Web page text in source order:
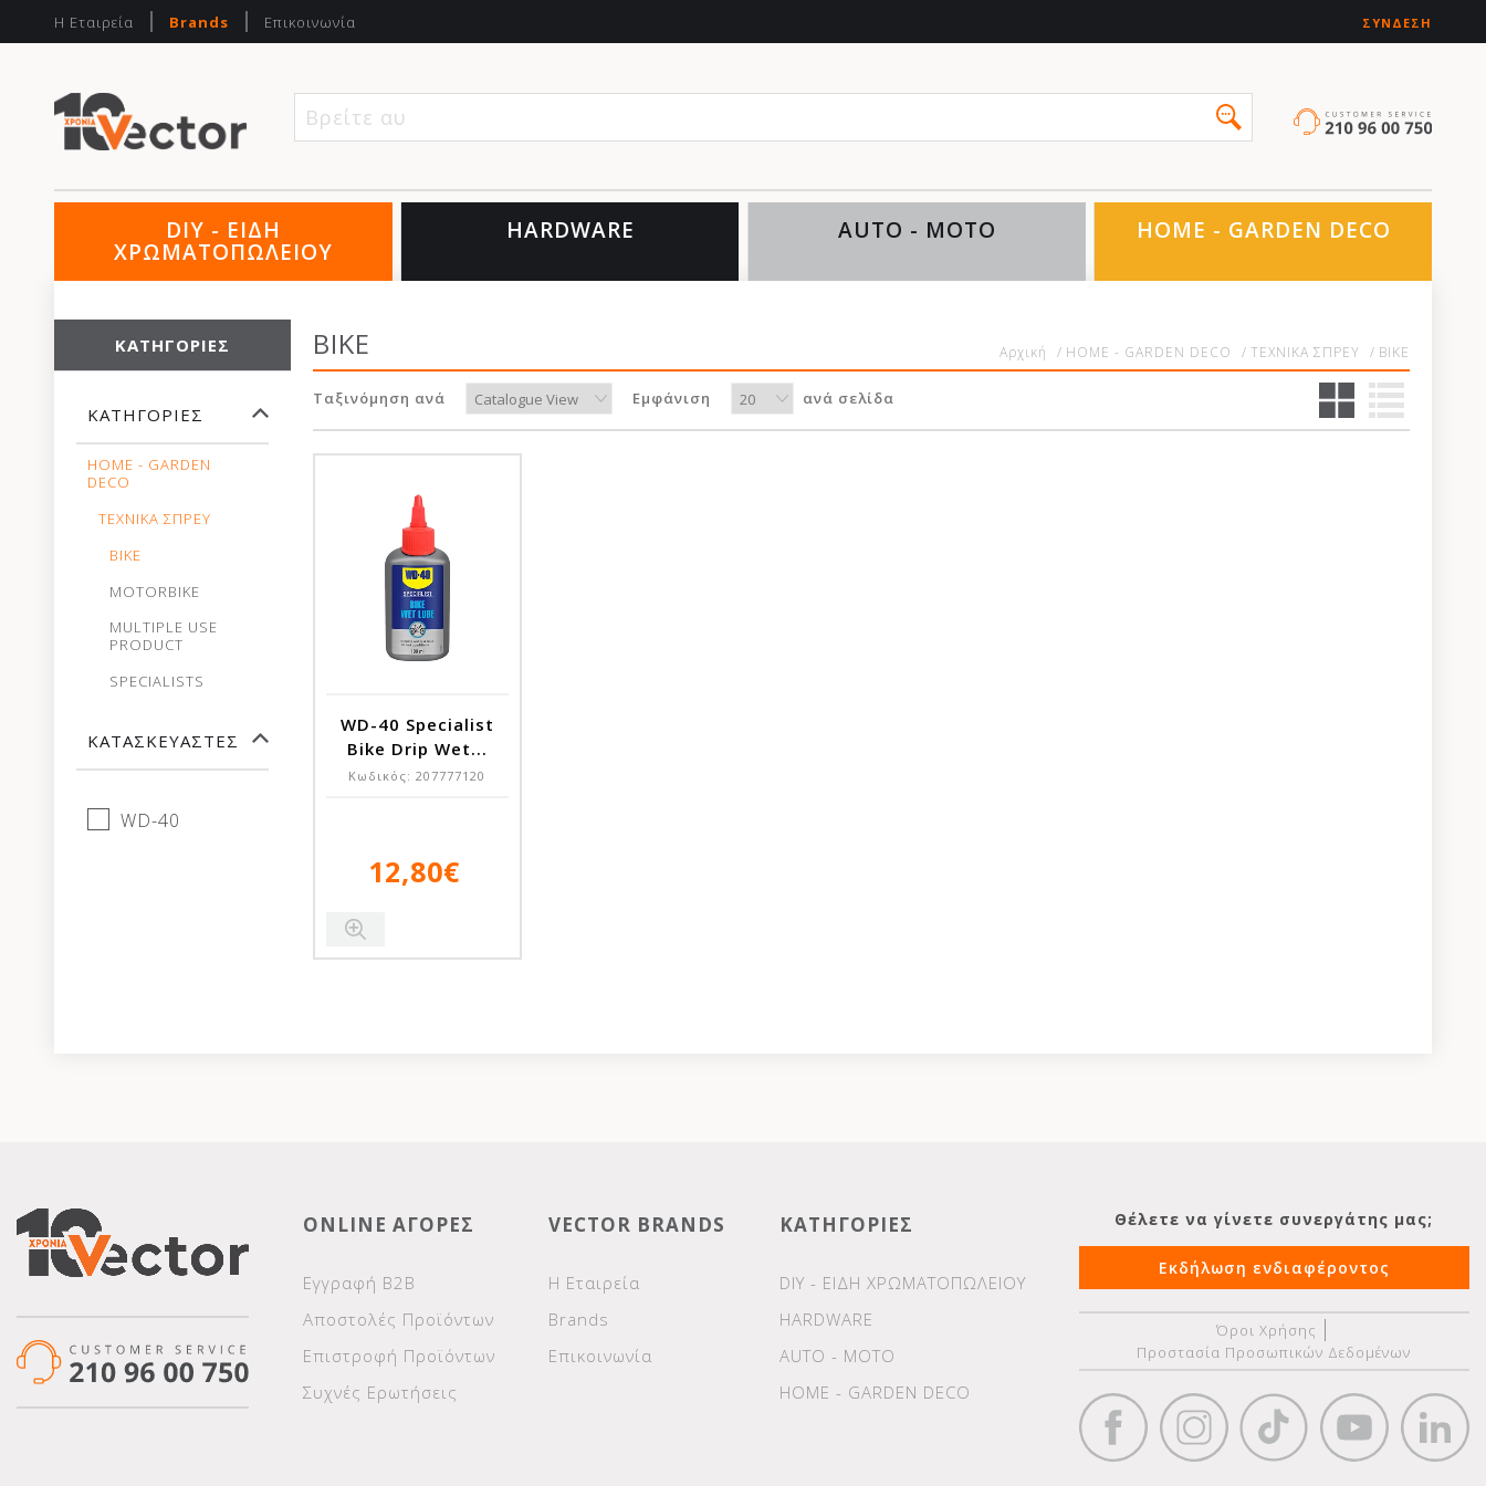
Η Εταιρεία Brands Επικοινωνία ΣΎΝΔΕΣΗ
Βρείτε αυτό
DIY - ΕΙΔΗ
ΧΡΩΜΑΤΟΠΩΛΕΙΟΥ
HARDWARE AUTO - MOTO HOME - GARDEN DECO
ΚΑΤΗΓΟΡΊΕΣ
ΚΑΤΗΓΟΡΊΕΣ
HOME - GARDEN
DECO
ΤΕΧΝΙΚΑ ΣΠΡΕΥ
BIKE
MOTORBIKE
MULTIPLE USE
PRODUCT
SPECIALISTS
ΚΑΤΑΣΚΕΥΑΣΤΈΣ
WD-40
BIKE Αρχική / HOME - GARDEN DECO / ΤΕΧΝΙΚΑ ΣΠΡΕΥ / BIKE
Ταξινόμηση ανά Εμφάνιση ανά σελίδα
WD-40 Specialist
Bike Drip Wet...
Κωδικός:207777120
12,80€
ONLINE ΑΓΟΡΕΣ
Εγγραφή Β2Β
Αποστολές Προϊόντων
Επιστροφή Προϊόντων
Συχνές Ερωτήσεις
VECTOR BRANDS
Η Εταιρεία
Brands
Επικοινωνία
ΚΑΤΗΓΟΡΙΕΣ
DIY - ΕΙΔΗ ΧΡΩΜΑΤΟΠΩΛΕΙΟΥ
HARDWARE
AUTO - MOTO
HOME - GARDEN DECO
Θέλετε να γίνετε συνεργάτης μας;
Εκδήλωση ενδιαφέροντος
Όροι Χρήσης
Προστασία Προσωπικών Δεδομένων